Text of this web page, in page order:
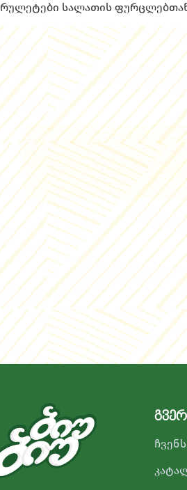
რულეტები სალათის